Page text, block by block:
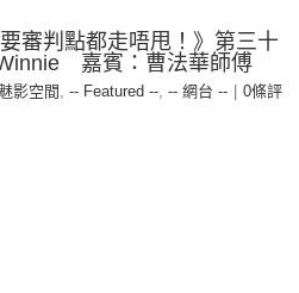
審判點都走唔甩！》第三十
嘉賓：曹法華師傅
影空間, -- Featured --, -- 網台 --
0條評